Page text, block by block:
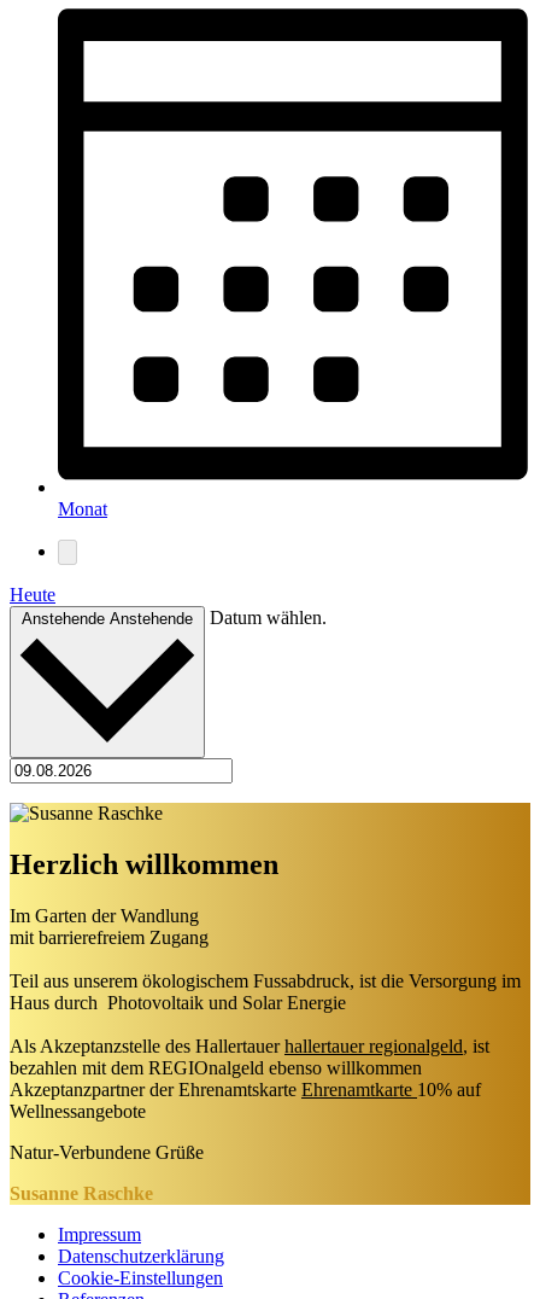
Monat
Heute
Anstehende Anstehende Datum wählen.
Herzlich willkommen
Im Garten der Wandlung
mit barrierefreiem Zugang
Teil aus unserem ökologischem Fussabdruck, ist die Versorgung im
Haus durch Photovoltaik und Solar Energie
Als Akzeptanzstelle des Hallertauerhallertauer regionalgeld, ist
bezahlen mit dem REGIOnalgeld ebenso willkommen
Akzeptanzpartner der Ehrenamtskarte Ehrenamtkarte 10% auf
Wellnessangebote
Natur-Verbundene Grüße
Susanne Raschke
Impressum
Datenschutzerklärung
Cookie-Einstellungen